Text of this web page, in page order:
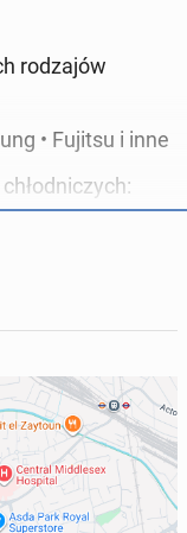
rodzajów
• Fujitsu i inne
wentylacyjnych